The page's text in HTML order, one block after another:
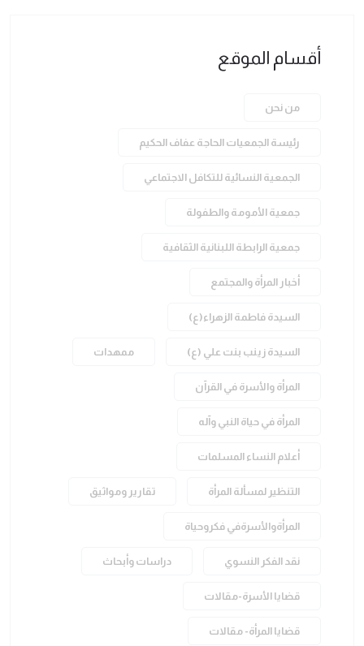
أقسام الموقع
من نحن
رئيسة الجمعيات الحاجة عفاف الحكيم
الجمعية النسائية للتكافل الاجتماعي
جمعية الأمومة والطفولة
جمعية الرابطة اللبنانية الثقافية
أخبار المرأة والمجتمع
السيدة فاطمة الزهراء(ع)
السيدة زينب بنت علي (ع) ممهدات
المرأة والأسرة في القرآن
المرأة في حياة النبي وآله
أعلام النساء المسلمات
التنظير لمسألة المرأة تقارير ومواثيق
المرأةوالأسرةفي فكروحياة
نقد الفكر النسوي دراسات وأبحاث
قضايا الأسرة-مقالات
قضايا المرأة- مقالات